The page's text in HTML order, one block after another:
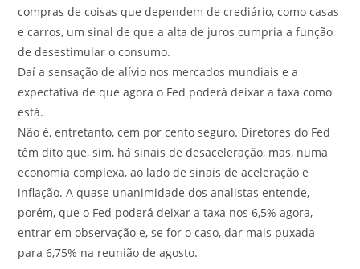
compras de coisas que dependem de crediário, como casas
e carros, um sinal de que a alta de juros cumpria a função
de desestimular o consumo.
Daí a sensação de alívio nos mercados mundiais e a
expectativa de que agora o Fed poderá deixar a taxa como
está.
Não é, entretanto, cem por cento seguro. Diretores do Fed
têm dito que, sim, há sinais de desaceleração, mas, numa
economia complexa, ao lado de sinais de aceleração e
inflação. A quase unanimidade dos analistas entende,
porém, que o Fed poderá deixar a taxa nos 6,5% agora,
entrar em observação e, se for o caso, dar mais puxada
para 6,75% na reunião de agosto.